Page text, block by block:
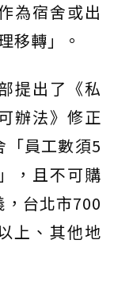
為宿舍或出
移轉」。
提出了《私
辦法》修正
「員工數須5
，且不可購
台北市700
上、其他地